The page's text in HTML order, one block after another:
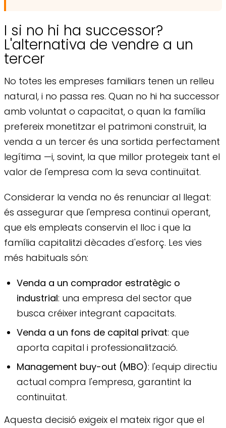
I si no hi ha successor?
L'alternativa de vendre a un
tercer
No totes les empreses familiars tenen un relleu
natural, i no passa res. Quan no hi ha successor
amb voluntat o capacitat, o quan la família
prefereix monetitzar el patrimoni construït, la
venda a un tercer és una sortida perfectament
legítima —i, sovint, la que millor protegeix tant el
valor de l'empresa com la seva continuïtat.
Considerar la venda no és renunciar al llegat:
és assegurar que l'empresa continuï operant,
que els empleats conservin el lloc i que la
família capitalitzi dècades d'esforç. Les vies
més habituals són:
Venda a un comprador estratègic o
industrial: una empresa del sector que
busca créixer integrant capacitats.
Venda a un fons de capital privat: que
aporta capital i professionalització.
Management buy-out (MBO): l'equip directiu
actual compra l'empresa, garantint la
continuïtat.
Aquesta decisió exigeix el mateix rigor que el